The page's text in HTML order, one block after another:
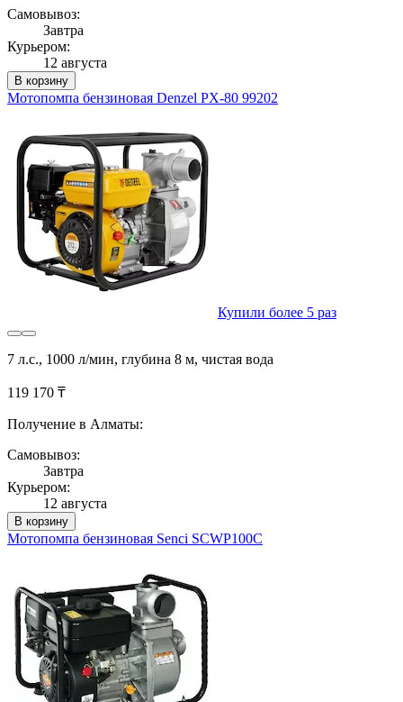
Самовывоз:
Завтра
Курьером:
12 августа
В корзину
Мотопомпа бензиновая Denzel PX-80 99202
Купили более 5 раз
7 л.с., 1000 л/мин, глубина 8 м, чистая вода
119 170 ₸
Получение в Алматы:
Самовывоз:
Завтра
Курьером:
12 августа
В корзину
Мотопомпа бензиновая Senci SCWP100C